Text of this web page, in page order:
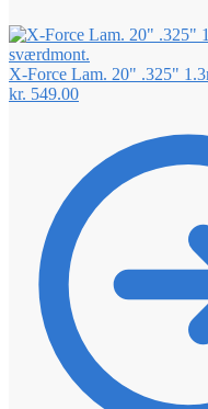
X-Force Lam. 20" .325"
kr. 549.00